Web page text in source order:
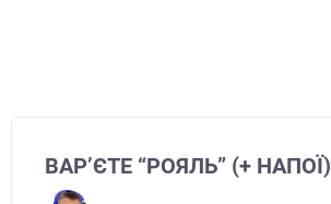
ВАР’ЄТЕ “РОЯЛЬ” (+ НАПОЇ)